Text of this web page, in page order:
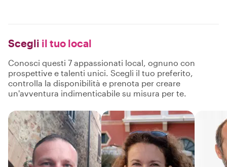
Scegli il tuo local
Conosci questi 7 appassionati local, ognuno con
prospettive e talenti unici. Scegli il tuo preferito,
controlla la disponibilità e prenota per creare
un'avventura indimenticabile su misura per te.